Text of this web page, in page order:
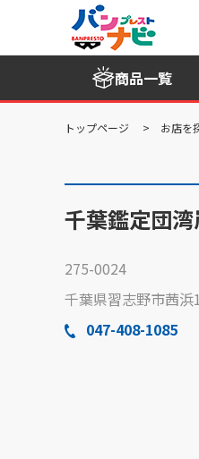
商品一覧
トップページ お店を
千葉鑑定団
275-0024
千葉県習志野市茜浜
047-408-1085